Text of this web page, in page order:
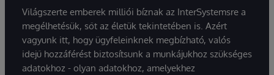
Világszerte emberek milliói bíznak az InterSystemsre a
megélhetésük, sőt az életük tekintetében is. Azért
vagyunk itt, hogy ügyfeleinknek megbízható, valós
idejű hozzáférést biztosítsunk a munkájukhoz szükséges
adatokhoz - olyan adatokhoz, amelyekhez